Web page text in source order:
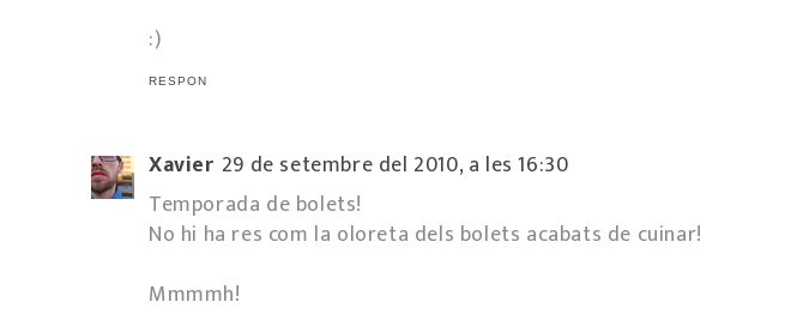
:)
RESPON
Xavier 29 de setembre del 2010, a les 16:30
Temporada de bolets!
No hi ha res com la oloreta dels bolets acabats de cuinar!
Mmmmh!